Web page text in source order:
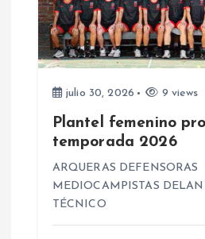
julio 30, 2026 9 views
Plantel femenino
temporada 2026
ARQUERAS DEFENSORAS
MEDIOCAMPISTAS
TÉCNICO